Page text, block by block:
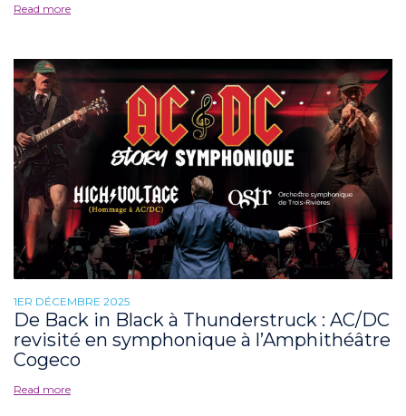
Read more
1ER DÉCEMBRE 2025
De Back in Black à Thunderstruck : AC/DC
revisité en symphonique à l’Amphithéâtre
Cogeco
Read more